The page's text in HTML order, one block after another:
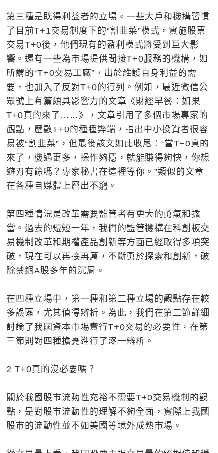
第三種是既得利益者的立場。一些大戶和機構習慣
了目前T+1交易制度下的“割韭菜”模式，實施股票
交易T+0後，他們現有的盈利模式將受到巨大影
響。還有一些為市場提供間接T+0服務的機構，如
所謂的“T+0交易工廠”，出於維護自身利益的需
要，也加入了反對T+0的行列。例如，最近微信公
眾號上有篇頗具影響力的文章《財經早餐：如果
T+0真的來了……》，文章引用了多個市場專家的
觀點，歷數T+0的種種弊端，指出中小投資者很容
易被“割韭菜”，但最後該文如此收尾：“當T+0真的
來了，機遇更多，操作夠穩，就能賺得夠快，你想
遊刃有餘嗎？專家秘書在這裡等你。”類似的文章
在各種自媒體上層出不窮。
第四種情況是改革需要監管者有更大的勇氣和擔
當。過去的短短一年，我們的監管機構在科創板交
易機制改革和期權產品創新等方面已經取得多項突
破，現在可以再接再厲，不斷勇於探索和創新，破
除禁錮A股多年的沉屙。
在四種立場中，第一種和第二種立場的觀點存在較
多誤區，尤其值得辨析。為此，我們在第二節詳細
討論了我國資本市場實行T+0交易的必要性，在第
三節則對四種擔憂進行了逐一辨析。
2 T+0真的沒必要嗎？
關於我國股市流動性充裕不需要T+0交易機制的觀
點，是對股市流動性的理解不夠全面，實際上我國
股市的流動性並不如美國等境外成熟市場。